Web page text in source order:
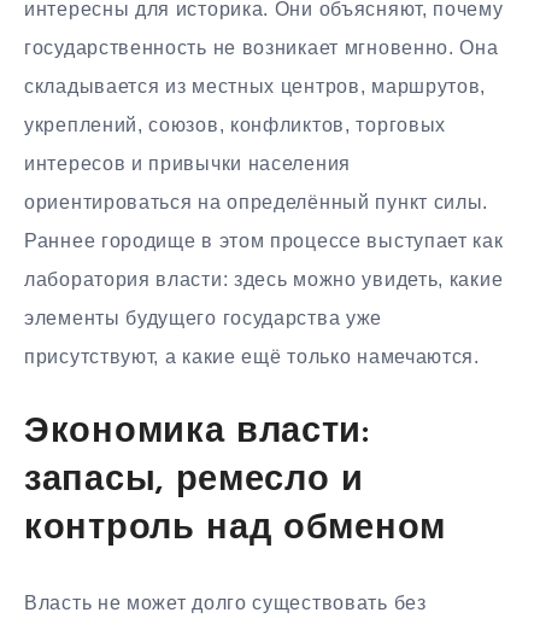
интересны для историка. Они объясняют, почему
государственность не возникает мгновенно. Она
складывается из местных центров, маршрутов,
укреплений, союзов, конфликтов, торговых
интересов и привычки населения
ориентироваться на определённый пункт силы.
Раннее городище в этом процессе выступает как
лаборатория власти: здесь можно увидеть, какие
элементы будущего государства уже
присутствуют, а какие ещё только намечаются.
Экономика власти:
запасы, ремесло и
контроль над обменом
Власть не может долго существовать без